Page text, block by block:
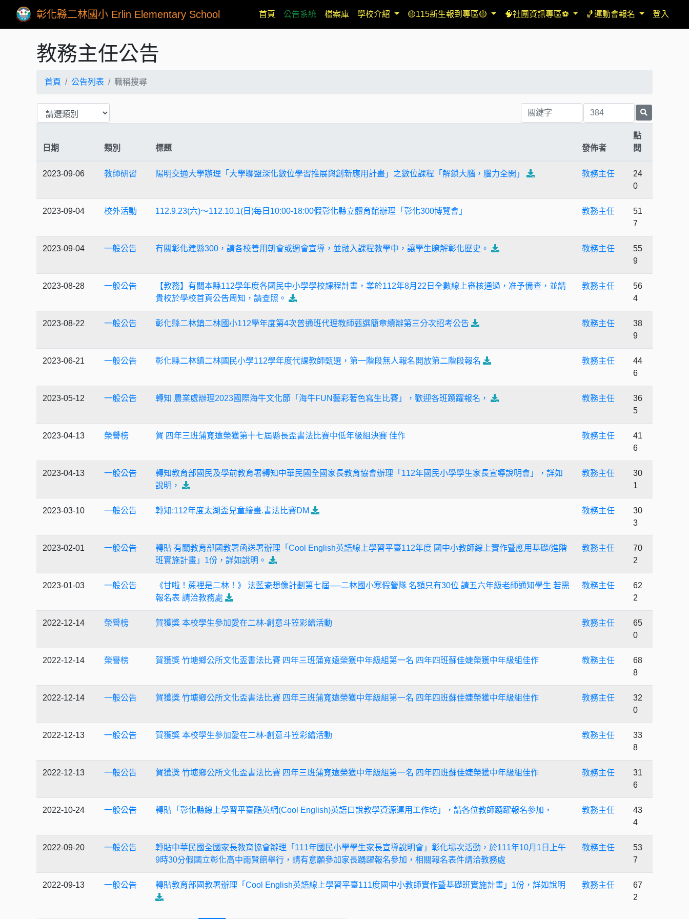
彰化縣二林國小 Erlin Elementary School 首頁 (current)
公告系統 檔案庫 學校介紹 🟡115新生報到專區🟡 🧠社團資訊專區⚽ 🏀運動會報名 登入
教務主任公告
首頁 公告列表 職稱搜尋
日期 類別 標題 發佈者
點
閱
2023-09-06 教師研習 陽明交通大學辦理「大學聯盟深化數位學習推展與創新應用計畫」之數位課程「解鎖大腦，腦力全開」 教務主任
24
0
2023-09-04 校外活動 112.9.23(六)～112.10.1(日)每日10:00-18:00假彰化縣立體育館辦理「彰化300博覽會」 教務主任
51
7
2023-09-04 一般公告 有關彰化建縣300，請各校善用朝會或週會宣導，並融入課程教學中，讓學生瞭解彰化歷史。 教務主任
55
9
2023-08-28 一般公告
【教務】有關本縣112學年度各國民中小學學校課程計畫，業於112年8月22日全數線上審核通過，准予備查，並請
貴校於學校首頁公告周知，請查照。
教務主任
56
4
2023-08-22 一般公告 彰化縣二林鎮二林國小112學年度第4次普通班代理教師甄選簡章續辦第三分次招考公告 教務主任
38
9
2023-06-21 一般公告 彰化縣二林鎮二林國民小學112學年度代課教師甄選，第一階段無人報名開放第二階段報名 教務主任
44
6
2023-05-12 一般公告 轉知 農業處辦理2023國際海牛文化節「海牛FUN藝彩著色寫生比賽」，歡迎各班踴躍報名， 教務主任
36
5
2023-04-13 榮譽榜 賀 四年三班蒲寬遠榮獲第十七屆縣長盃書法比賽中低年級組決賽 佳作 教務主任
41
6
2023-04-13 一般公告
轉知教育部國民及學前教育署轉知中華民國全國家長教育協會辦理「112年國民小學學生家長宣導說明會」，詳如
說明，
教務主任
30
1
2023-03-10 一般公告 轉知:112年度太湖盃兒童繪畫.書法比賽DM 教務主任
30
3
2023-02-01 一般公告
轉貼 有關教育部國教署函送署辦理「Cool English英語線上學習平臺112年度 國中小教師線上實作暨應用基礎/進階
班實施計畫」1份，詳如說明。
教務主任
70
2
2023-01-03 一般公告
《甘啦！蔗裡是二林！》 法藍瓷想像計劃第七屆──二林國小寒假營隊 名額只有30位 請五六年級老師通知學生 若需
報名表 請洽教務處
教務主任
62
2
2022-12-14 榮譽榜 賀獲獎 本校學生參加愛在二林-創意斗笠彩繪活動 教務主任
65
0
2022-12-14 榮譽榜 賀獲獎 竹塘鄉公所文化盃書法比賽 四年三班蒲寬遠榮獲中年級組第一名 四年四班蘇佳婕榮獲中年級組佳作 教務主任
68
8
2022-12-14 一般公告 賀獲獎 竹塘鄉公所文化盃書法比賽 四年三班蒲寬遠榮獲中年級組第一名 四年四班蘇佳婕榮獲中年級組佳作 教務主任
32
0
2022-12-13 一般公告 賀獲獎 本校學生參加愛在二林-創意斗笠彩繪活動 教務主任
33
8
2022-12-13 一般公告 賀獲獎 竹塘鄉公所文化盃書法比賽 四年三班蒲寬遠榮獲中年級組第一名 四年四班蘇佳婕榮獲中年級組佳作 教務主任
31
6
2022-10-24 一般公告 轉貼「彰化縣線上學習平臺酷英網(Cool English)英語口說教學資源運用工作坊」，請各位教師踴躍報名參加， 教務主任
43
4
2022-09-20 一般公告
轉貼中華民國全國家長教育協會辦理「111年國民小學學生家長宣導說明會」彰化場次活動，於111年10月1日上午
9時30分假國立彰化高中雨賢館舉行，請有意願參加家長踴躍報名參加，相關報名表件請洽教務處
教務主任
53
7
2022-09-13 一般公告 轉貼教育部國教署辦理「Cool English英語線上學習平臺111度國中小教師實作暨基礎班實施計畫」1份，詳如說明 教務主任
67
2